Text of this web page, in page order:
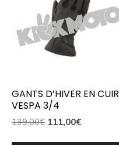
GANTS D’HIVER EN CUIR
VESPA 3/4
139,00€ Le
111,00€Le